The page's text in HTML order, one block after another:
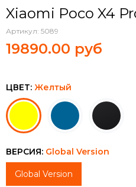
Xiaomi Poco X4
Артикул: 5089
19890.00 руб
ЦВЕТ: Желтый
ВЕРСИЯ: Global Version
Global Version